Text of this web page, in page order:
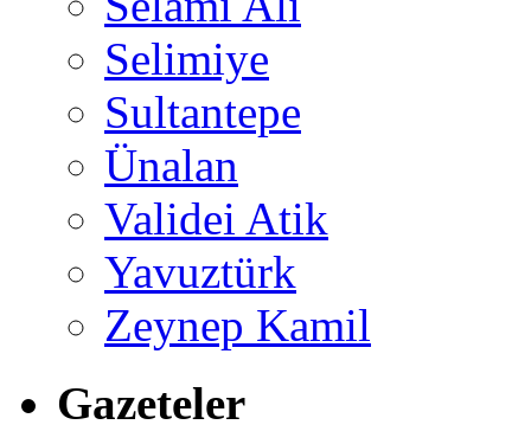
Selimiye
Sultantepe
Ünalan
Validei Atik
Yavuztürk
Zeynep Kamil
Gazeteler